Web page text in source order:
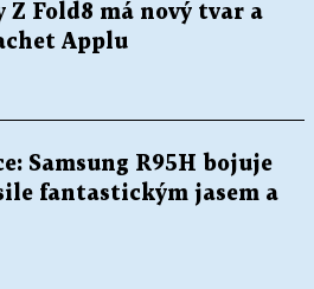
Z Fold8 má nový tvar a
Applu
Samsung R95H bojuje
fantastickým jasem a